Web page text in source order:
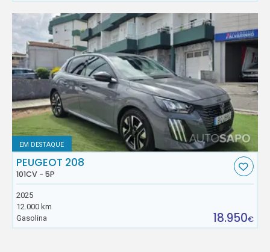
EM DESTAQUE
PEUGEOT 208
101CV - 5P
2025
12.000 km
Gasolina
18.950€